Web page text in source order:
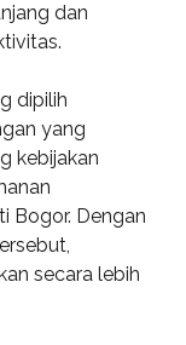
dan
dipilih
yang
kebijakan
Bogor. Dengan
secara lebih